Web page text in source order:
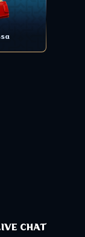
CHAT